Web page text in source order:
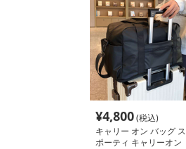
¥4,800(税込)
キャリー オン バッグ ス
ポーティ キャリーオン